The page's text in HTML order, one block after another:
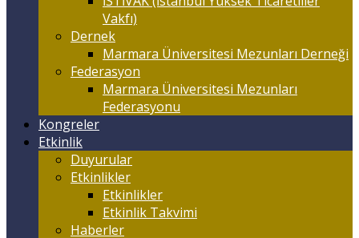
Vakfı)
Dernek
Marmara Üniversitesi Mezunları Derneği
Federasyon
Marmara Üniversitesi Mezunları
Federasyonu
Kongreler
Etkinlik
Duyurular
Etkinlikler
Etkinlikler
Etkinlik Takvimi
Haberler